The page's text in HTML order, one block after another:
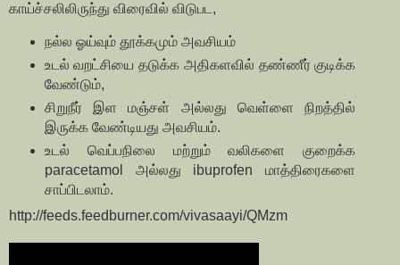
காய்ச்சலிலிருந்து விரைவில் விடுபட,
நல்ல ஓய்வும் தூக்கமும் அவசியம்
உடல் வறட்சியை தடுக்க அதிகளவில் தண்ணீர் குடிக்க
வேண்டும்,
சிறுநீர் இள மஞ்சள் அல்லது வெள்ளை நிறத்தில்
இருக்க வேண்டியது அவசியம்.
உடல் வெப்பநிலை மற்றும் வலிகளை குறைக்க
paracetamol அல்லது ibuprofen மாத்திரைகளை
சாப்பிடலாம்.
http://feeds.feedburner.com/vivasaayi/QMzm